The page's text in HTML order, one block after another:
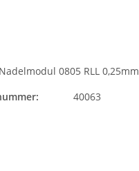
0805 RLL 0,25mm
40063